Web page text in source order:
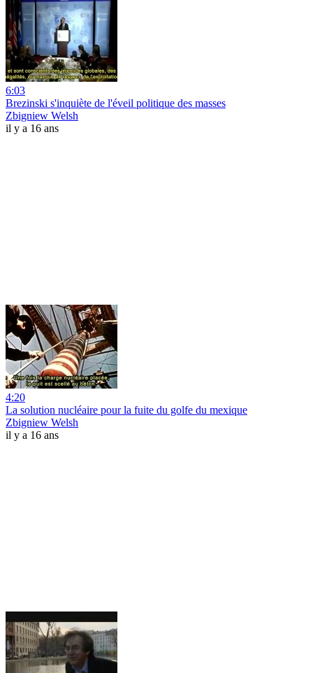
6:03
Brezinski s'inquiète de l'éveil politique des masses
Zbigniew Welsh
il y a 16 ans
4:20
La solution nucléaire pour la fuite du golfe du mexique
Zbigniew Welsh
il y a 16 ans